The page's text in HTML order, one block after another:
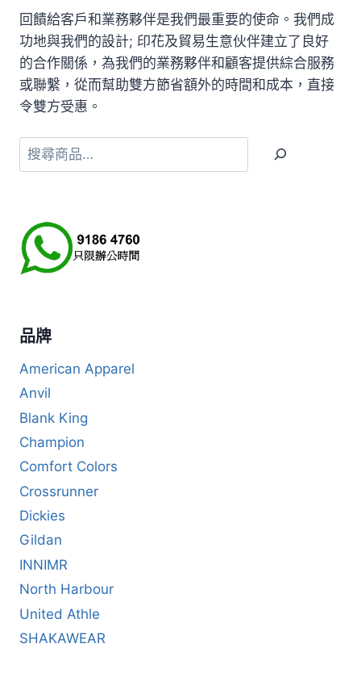
回饋給客戶和業務夥伴是我們最重要的使命。我們成
功地與我們的設計; 印花及貿易生意伙伴建立了良好
的合作關係，為我們的業務夥伴和顧客提供綜合服務
或聯繫，從而幫助雙方節省額外的時間和成本，直接
令雙方受惠。
搜
尋
品牌
American Apparel
Anvil
Blank King
Champion
Comfort Colors
Crossrunner
Dickies
Gildan
INNIMR
North Harbour
United Athle
SHAKAWEAR